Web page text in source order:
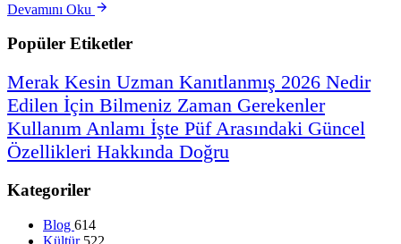
Devamını Oku
Popüler Etiketler
Merak Kesin Uzman Kanıtlanmış 2026 Nedir
Edilen İçin Bilmeniz Zaman Gerekenler
Kullanım Anlamı İşte PüfArasındaki Güncel
Özellikleri Hakkında Doğru
Kategoriler
Blog 614
Kültür 522